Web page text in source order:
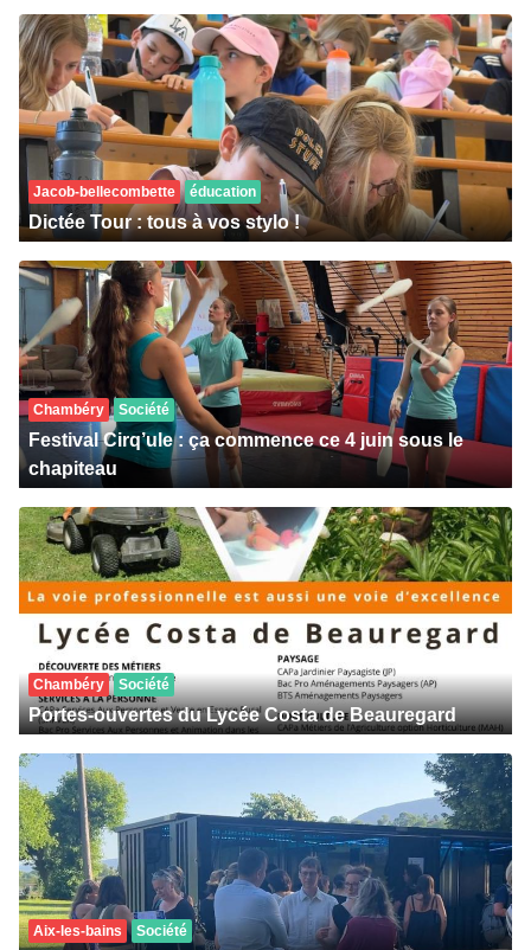
Jacob-bellecombette éducation
Dictée Tour : tous à vos stylo !
Chambéry Société
Festival Cirq’ule : ça commence ce 4 juin sous le
chapiteau
Chambéry Société
Portes-ouvertes du Lycée Costa de Beauregard
Aix-les-bains Société